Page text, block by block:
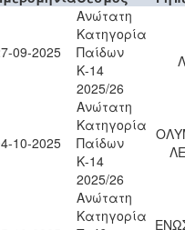
09-2025
Ανώτατη
Κατηγορία
Παίδων
Κ-14
2025/26
10-2025
Ανώτατη
Κατηγορία
Παίδων
Κ-14
2025/26
Ανώτατη
Κατηγορία